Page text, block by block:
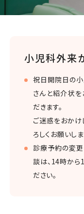
小児科外来
祝日開院日の
さんと紹介状
だきます。
ご迷惑をおかけ
ろしくお願いしま
診療予約の変
談は、14時か
ださい。